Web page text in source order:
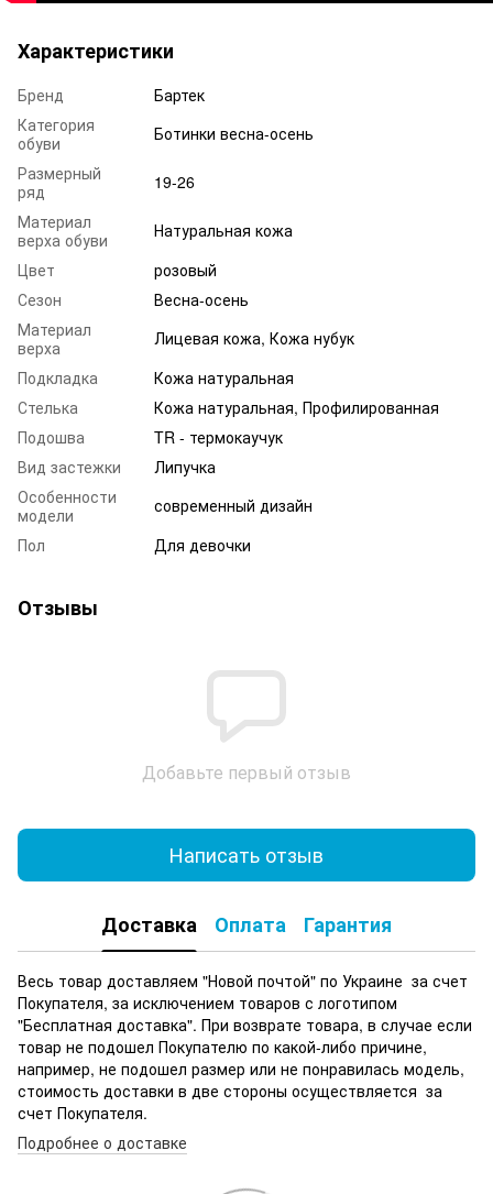
Характеристики
Бренд
Бартек
Категория
обуви
Ботинки весна-осень
Размерный
ряд
19-26
Материал
верха обуви
Натуральная кожа
Цвет
розовый
Сезон
Весна-осень
Материал
верха
Лицевая кожа, Кожа нубук
Подкладка
Кожа натуральная
Стелька
Кожа натуральная, Профилированная
Подошва
TR - термокаучук
Вид застежки
Липучка
Особенности
модели
современный дизайн
Пол
Для девочки
Отзывы
Добавьте первый отзыв
Написать отзыв
Доставка Оплата Гарантия
Весь товар доставляем "Новой почтой" по Украине за счет
Покупателя, за исключением товаров с логотипом
"Бесплатная доставка". При возврате товара, в случае если
товар не подошел Покупателю по какой-либо причине,
например, не подошел размер или не понравилась модель,
стоимость доставки в две стороны осуществляется за
счет Покупателя.
Подробнее о доставке